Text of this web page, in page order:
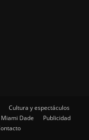
Cultura y espectáculos
Miami Dade
Publicidad